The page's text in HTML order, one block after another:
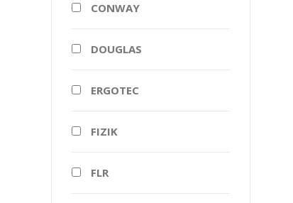
CONWAY
DOUGLAS
ERGOTEC
FIZIK
FLR